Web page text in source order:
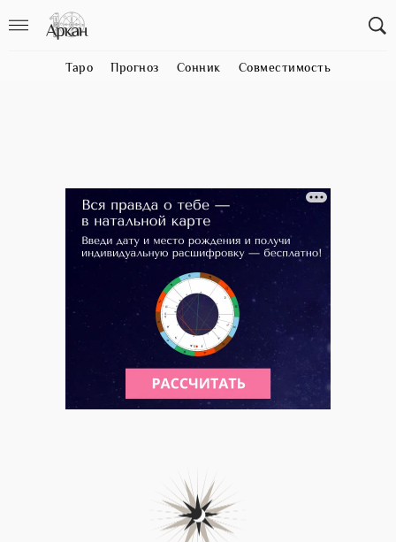
Таро Прогноз Сонник Совместимость